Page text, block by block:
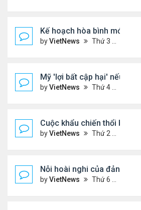
Kế hoạch hòa bình mới
byVietNews Thứ 3 Tháng 11 25, 2025 6:48 pm
Mỹ 'lợi bất cập hại' nếu
byVietNews Thứ 4 Tháng 11 19, 2025 4:49 pm
Cuộc khẩu chiến thổi
byVietNews Thứ 2 Tháng 11 17, 2025 9:39 am
Nỗi hoài nghi của đảng
byVietNews Thứ 6 Tháng 11 07, 2025 4:39 pm